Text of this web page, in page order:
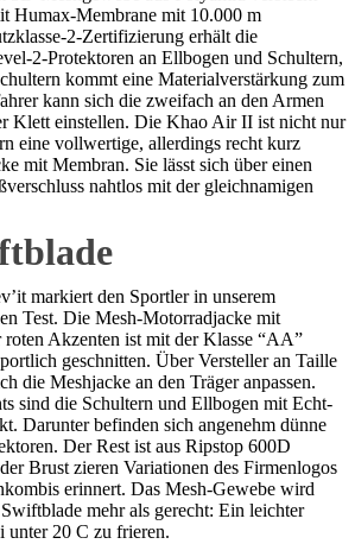
Humax-Membrane mit 10.000 m
2-Zertifizierung erhält die
2-Protektoren an Ellbogen und Schultern,
kommt eine Materialverstärkung zum
kann sich die zweifach an den Armen
Klett einstellen. Die Khao Air II ist nicht nur
eine vollwertige, allerdings recht kurz
mit Membran. Sie lässt sich über einen
nahtlos mit der gleichnamigen
markiert den Sportler in unserem
Test. Die Mesh-Motorradjacke mit
Akzenten ist mit der Klasse “AA”
geschnitten. Über Versteller an Taille
die Meshjacke an den Träger anpassen.
sind die Schultern und Ellbogen mit Echt-
Darunter befinden sich angenehm dünne
Der Rest ist aus Ripstop 600D
Brust zieren Variationen des Firmenlogos
erinnert. Das Mesh-Gewebe wird
mehr als gerecht: Ein leichter
unter 20 C zu frieren.